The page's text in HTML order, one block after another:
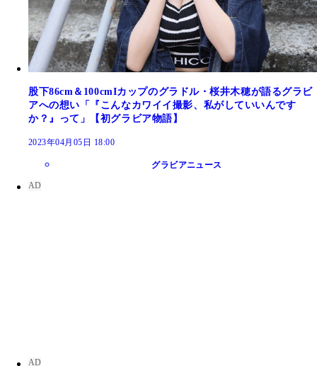
股下86cm＆100cmIカップのグラドル・桜井木穂が語るグラビ
アへの想い「『こんなカワイイ撮影、私がしていいんです
か？』って」【初グラビア物語】
2023年04月05日 18:00
グラビアニュース